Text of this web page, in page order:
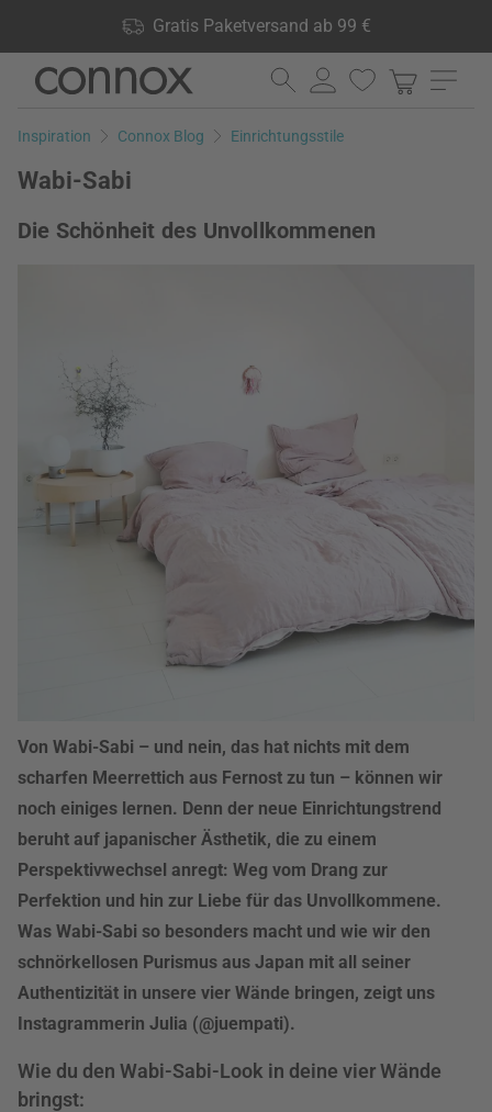
Gratis Paketversand ab 99 €
lagernd, 60 Tage Rückgaberecht
Direkt
Seiteninhalt
Direkt
Suchfeld
Inspiration Connox Blog Einrichtungsstile
Wabi-Sabi
Die Schönheit des Unvollkommenen
Von Wabi-Sabi – und nein, das hat nichts mit dem
scharfen Meerrettich aus Fernost zu tun – können wir
noch einiges lernen. Denn der neue Einrichtungstrend
beruht auf japanischer Ästhetik, die zu einem
Perspektivwechsel anregt: Weg vom Drang zur
Perfektion und hin zur Liebe für das Unvollkommene.
Was Wabi-Sabi so besonders macht und wie wir den
schnörkellosen Purismus aus Japan mit all seiner
Authentizität in unsere vier Wände bringen, zeigt uns
Instagrammerin Julia (@juempati).
Wie du den Wabi-Sabi-Look in deine vier Wände
bringst: